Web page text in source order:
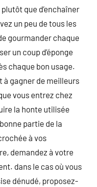
que d’enchaîner
un peu de tous les
gourmander chaque
un coup d’éponge
chaque bon usage.
à gagner de meilleurs
vous entrez chez
la honte utilisée
partie de la
à vos
demandez à votre
dans le cas où vous
dénudé, proposez-